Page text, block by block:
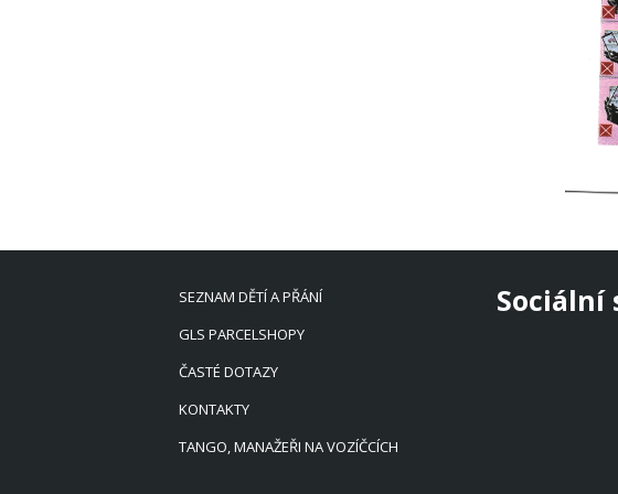
SEZNAM DĚTÍ A PŘÁNÍ
GLS PARCELSHOPY
ČASTÉ DOTAZY
KONTAKTY
TANGO, MANAŽEŘI NA VOZÍČCÍCH
Sociální